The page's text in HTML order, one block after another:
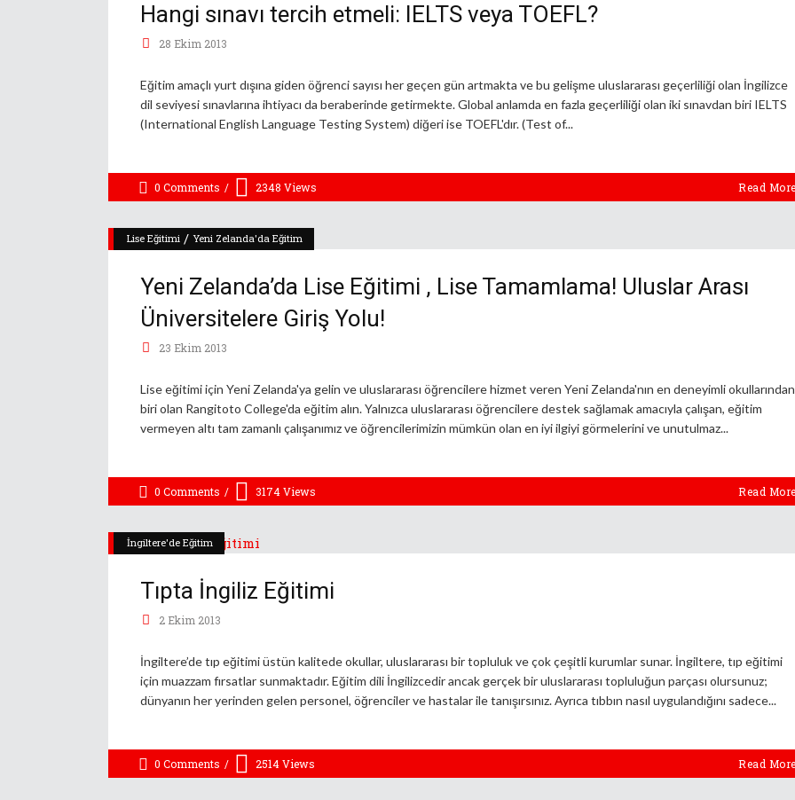
Hangi sınavı tercih etmeli: IELTS veya TOEFL?
28 Ekim 2013
Eğitim amaçlı yurt dışına giden öğrenci sayısı her geçen gün artmakta ve bu gelişme uluslararası geçerliliği olan İngilizce
dil seviyesi sınavlarına ihtiyacı da beraberinde getirmekte. Global anlamda en fazla geçerliliği olan iki sınavdan biri IELTS
(International English Language Testing System) diğeri ise TOEFL'dır. (Test of
0 Comments 2348 Views Read
Lise Eğitimi / Yeni Zelanda'da Eğitim
Yeni Zelanda’da Lise Eğitimi , Lise Tamamlama! Uluslar Arası
Üniversitelere Giriş Yolu!
23 Ekim 2013
Lise eğitimi için Yeni Zelanda'ya gelin ve uluslararası öğrencilere hizmet veren Yeni Zelanda'nın en deneyimli okullarından
biri olan Rangitoto College'da eğitim alın. Yalnızca uluslararası öğrencilere destek sağlamak amacıyla çalışan, eğitim
vermeyen altı tam zamanlı çalışanımız ve öğrencilerimizin mümkün olan en iyi ilgiyi görmelerini ve unutulmaz
0 Comments 3174Views Read
İngiltere'de Eğitim
Tıpta İngiliz Eğitimi
2 Ekim 2013
İngiltere’de tıp eğitimi üstün kalitede okullar, uluslararası bir topluluk ve çok çeşitli kurumlar sunar. İngiltere, tıp eğitimi
için muazzam fırsatlar sunmaktadır. Eğitim dili İngilizcedir ancak gerçek bir uluslararası topluluğun parçası olursunuz;
dünyanın her yerinden gelen personel, öğrenciler ve hastalar ile tanışırsınız. Ayrıca tıbbın nasıl uygulandığını sadece
0 Comments 2514Views Read